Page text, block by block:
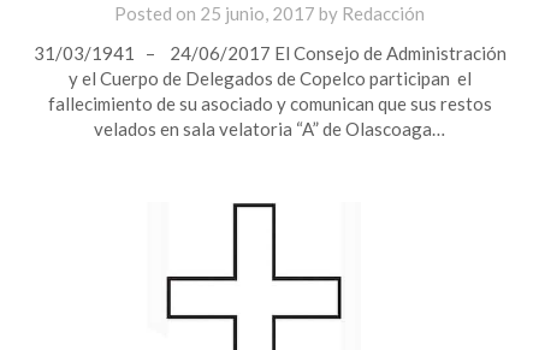
Posted on 25 junio, 2017 by Redacción
31/03/1941 – 24/06/2017 El Consejo de Administración
y el Cuerpo de Delegados de Copelco participan el
fallecimiento de su asociado y comunican que sus restos
velados en sala velatoria “A” de Olascoaga…